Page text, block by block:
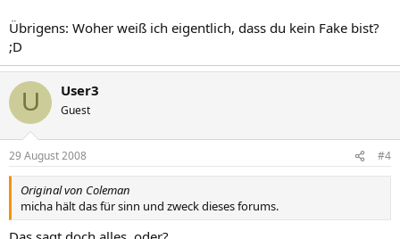
Übrigens: Woher weiß ich eigentlich, dass du kein Fake bist?
;D
U User3
Guest
29 August 2008 #4
Original von Coleman
micha hält das für sinn und zweck dieses forums.